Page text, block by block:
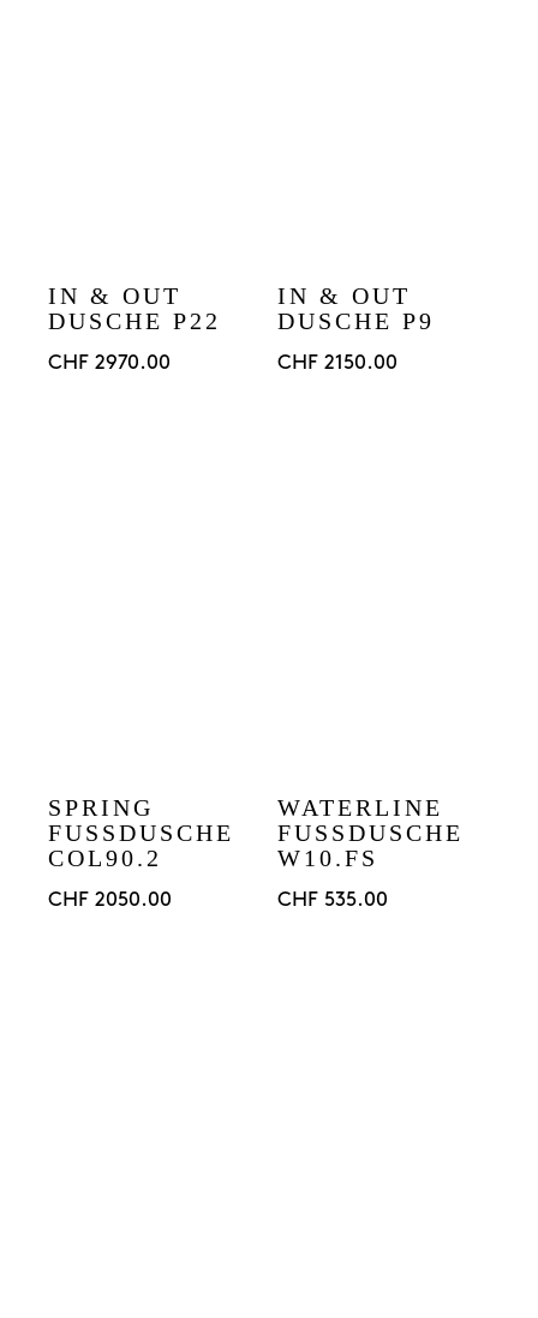
IN & OUT
DUSCHE P22
CHF 2970.00
IN & OUT
DUSCHE P9
CHF 2150.00
SPRING
FUSSDUSCHE
COL90.2
CHF 2050.00
WATERLINE
FUSSDUSCHE
W10.FS
CHF 535.00